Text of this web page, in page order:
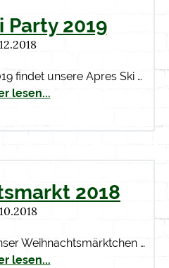
Party 2019
findet unsere Apres Ski …
lesen...
2018
Weihnachtsmärktchen …
lesen...